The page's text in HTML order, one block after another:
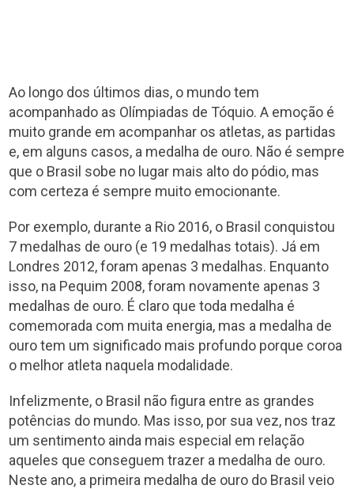
Ao longo dos últimos dias, o mundo tem
acompanhado as Olímpiadas de Tóquio. A emoção é
muito grande em acompanhar os atletas, as partidas
e, em alguns casos, a medalha de ouro. Não é sempre
que o Brasil sobe no lugar mais alto do pódio, mas
com certeza é sempre muito emocionante.
Por exemplo, durante a Rio 2016, o Brasil conquistou
7 medalhas de ouro (e 19 medalhas totais). Já em
Londres 2012, foram apenas 3 medalhas. Enquanto
isso, na Pequim 2008, foram novamente apenas 3
medalhas de ouro. É claro que toda medalha é
comemorada com muita energia, mas a medalha de
ouro tem um significado mais profundo porque coroa
o melhor atleta naquela modalidade.
Infelizmente, o Brasil não figura entre as grandes
potências do mundo. Mas isso, por sua vez, nos traz
um sentimento ainda mais especial em relação
aqueles que conseguem trazer a medalha de ouro.
Neste ano, a primeira medalha de ouro do Brasil veio